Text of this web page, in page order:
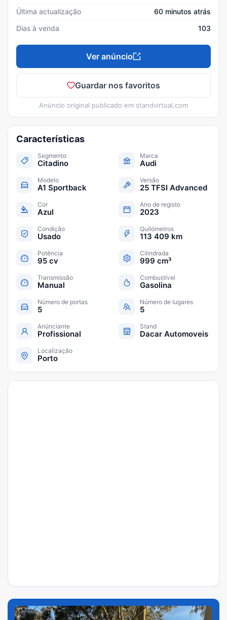
Última actualização
60 minutos atrás
Dias à venda
103
Ver anúncio
Guardar nos favoritos
Anúncio original publicado em standvirtual.com
Características
Segmento
Citadino
Marca
Audi
Modelo
A1 Sportback
Versão
25 TFSI Advanced
Cor
Azul
Ano de registo
2023
Condição
Usado
Quilómetros
113 409 km
Potência
95 cv
Cilindrada
999 cm³
Transmissão
Manual
Combustível
Gasolina
Número de portas
5
Número de lugares
5
Anúnciante
Profissional
Stand
Dacar Automoveis
Localização
Porto